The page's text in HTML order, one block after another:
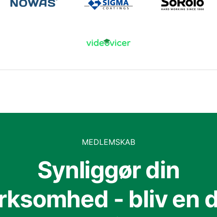
MEDLEMSKAB
Synliggør din
- bliv en